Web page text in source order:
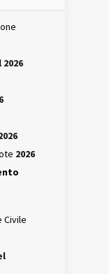
2026
Civile